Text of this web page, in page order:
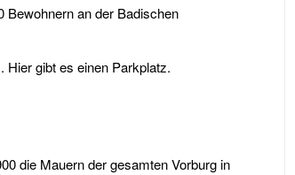
Bewohnern an der Badischen
Hier gibt es einen Parkplatz.
die Mauern der gesamten Vorburg in